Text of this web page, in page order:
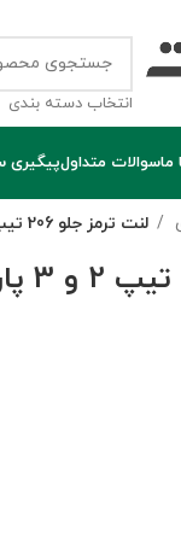
انتخاب دسته بندی
ماسوالات متداولپیگیری
لنت ترمز جلو 206 تیپ 2 و 3 پارس لنت